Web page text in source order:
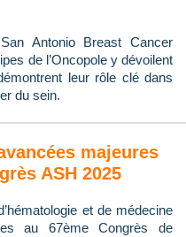
Antonio Breast Cancer
de l’Oncopole y dévoilent
leur rôle clé dans
du sein.
majeures
ASH 2025
et de médecine
au 67ème Congrès de